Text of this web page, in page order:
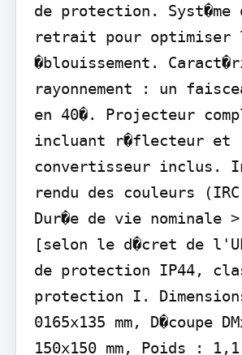
de protection. Syst�me
retrait pour
�blouissement.
rayonnement : un
en 40�. Projecteur
incluant r�flecteur et
convertisseur inclus.
rendu des couleurs
Dur�e de vie nominale
[selon le d�cret de
de protection IP44,
protection I.
0165x135 mm, D�coupe
150x150 mm, Poids :